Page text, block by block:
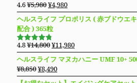
し
た。
で
す。
格
は
¥13,800
で
し
た。
格
は
す。
5段階で
4.63の評
価
4.6¥5,980元
の
価
格
は
¥5,980
で
し
¥4,980現
在
の
格
は
¥4,980
ヘルスライフ プロポリス ( 赤ブドウエ
配合 ) 365粒
5段階で
4.76の評
価
4.8¥14,800元
の
価
格
¥11,980現
在
の
ヘルスライフ マヌカハニー UMF 10+
¥8,850元
の
¥8,490現
在